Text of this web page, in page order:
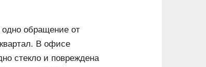
обращение от
В офисе
стекло и повреждена